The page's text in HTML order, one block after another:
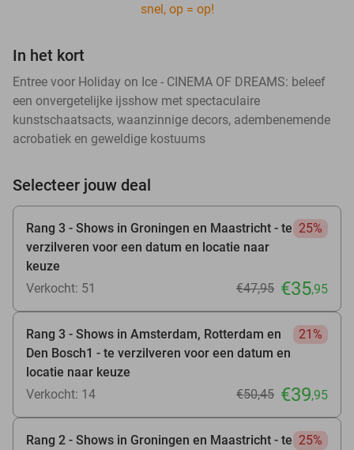
snel, op = op!
In het kort
Entree voor Holiday on Ice - CINEMA OF DREAMS: beleef
een onvergetelijke ijsshow met spectaculaire
kunstschaatsacts, waanzinnige decors, adembenemende
acrobatiek en geweldige kostuums
Selecteer jouw deal
Rang 3 - Shows in Groningen en Maastricht - te
verzilveren voor een datum en locatie naar
keuze
25%
Verkocht: 51 €47,95 €35,95
Rang 3 - Shows in Amsterdam, Rotterdam en
Den Bosch1 - te verzilveren voor een datum en
locatie naar keuze
21%
Verkocht: 14 €50,45 €39,95
Rang 2 - Shows in Groningen en Maastricht - te 25%